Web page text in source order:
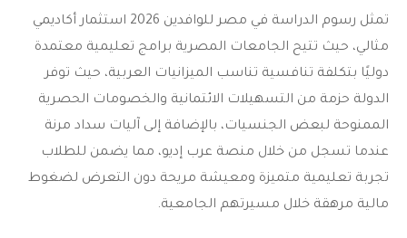
تمثل رسوم الدراسة في مصر للوافدين 2026
استثمار أكاديمي
مثالي، حيث تتيح الجامعات المصرية برامج تعليمية معتمدة
دوليًا بتكلفة تنافسية تناسب الميزانيات العربية، حيث توفر
الدولة حزمة من التسهيلات الائتمانية والخصومات الحصرية
الممنوحة لبعض الجنسيات، بالإضافة إلى آليات سداد مرنة
عندما تسجل من خلال منصة عرب إديو، مما يضمن للطلاب
تجربة تعليمية متميزة ومعيشة مريحة دون التعرض لضغوط
مالية مرهقة خلال مسيرتهم الجامعية.